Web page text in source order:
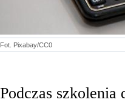
Fot. Pixabay/CC0
Podczas szkolenia